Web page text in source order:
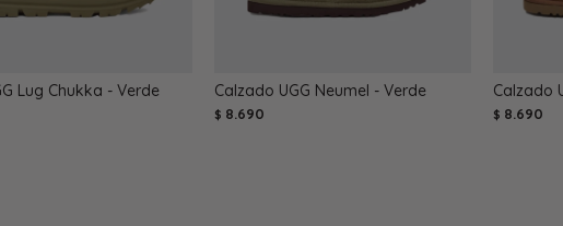
Lug Chukka - Verde Calzado UGG Neumel - Verde
$ 8.690
Calzado
$ 8.690